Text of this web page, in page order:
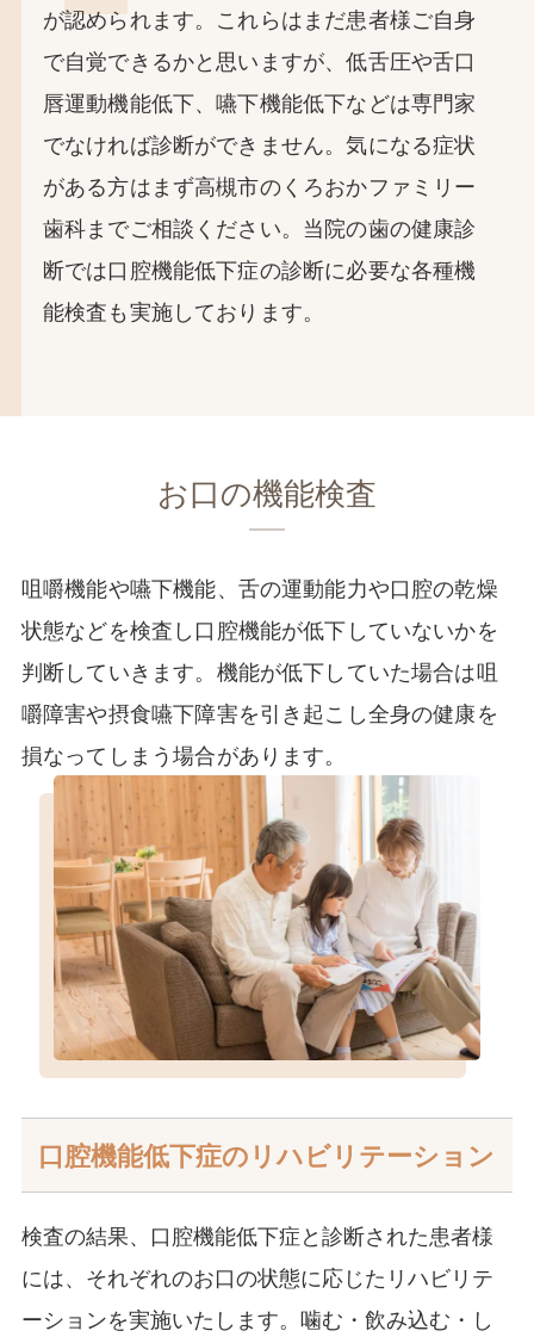
が認められます。これらはまだ患者様ご自身
で自覚できるかと思いますが、低舌圧や舌口
唇運動機能低下、嚥下機能低下などは専門家
でなければ診断ができません。気になる症状
がある方はまず高槻市のくろおかファミリー
歯科までご相談ください。当院の歯の健康診
断では口腔機能低下症の診断に必要な各種機
能検査も実施しております。
お口の機能検査
咀嚼機能や嚥下機能、舌の運動能力や口腔の乾燥
状態などを検査し口腔機能が低下していないかを
判断していきます。機能が低下していた場合は咀
嚼障害や摂食嚥下障害を引き起こし全身の健康を
損なってしまう場合があります。
口腔機能低下症のリハビリテーション
検査の結果、口腔機能低下症と診断された患者様
には、それぞれのお口の状態に応じたリハビリテ
ーションを実施いたします。噛む・飲み込む・し